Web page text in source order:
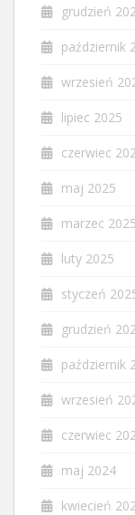
grudzień
październik
wrzesień
lipiec 2025
czerwiec
maj 2025
marzec 2025
luty 2025
styczeń
grudzień
październik
wrzesień
czerwiec
maj 2024
kwiecień